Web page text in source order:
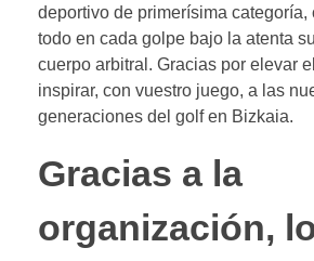
deportivo de primerísima categoría,
todo en cada golpe bajo la atenta
cuerpo arbitral. Gracias por elevar
inspirar, con vuestro juego, a las
generaciones del golf en Bizkaia.
Gracias a la
organización,